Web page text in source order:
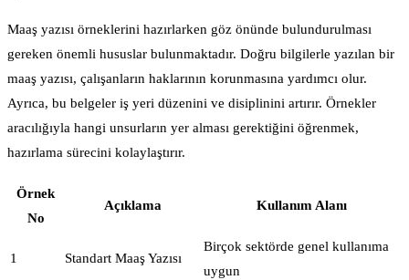
Maaş yazısı örneklerini hazırlarken göz önünde bulundurulması
gereken önemli hususlar bulunmaktadır. Doğru bilgilerle yazılan bir
maaş yazısı, çalışanların haklarının korunmasına yardımcı olur.
Ayrıca, bu belgeler iş yeri düzenini ve disiplinini artırır. Örnekler
aracılığıyla hangi unsurların yer alması gerektiğini öğrenmek,
hazırlama sürecini kolaylaştırır.
Örnek
No
Açıklama Kullanım Alanı
1 Standart Maaş Yazısı
Birçok sektörde genel kullanıma
uygun